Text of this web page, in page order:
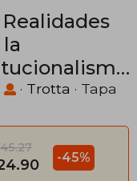
· Trotta · Tapa
-45%